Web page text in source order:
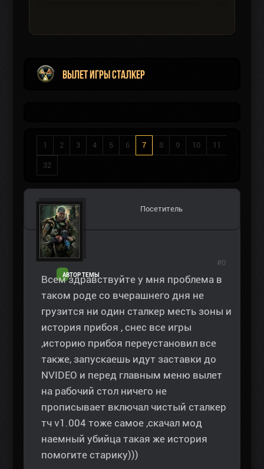
Вылет игры Сталкер
1 2 3 4 5 6 7 8 9 10 11
32
АВТОР ТЕМЫ
Посетитель
Всем здравствуйте у мня проблема в
таком роде со вчерашнего дня не
грузится ни один сталкер месть зоны и
история прибоя , снес все игры
,историю прибоя переустановил все
также, запускаешь идут заставки до
NVIDEO и перед главным меню вылет
на рабочий стол ничего не
прописывает включал чистый сталкер
тч v1.004 тоже самое ,скачал мод
наемный убийца такая же история
помогите старику)))
#0